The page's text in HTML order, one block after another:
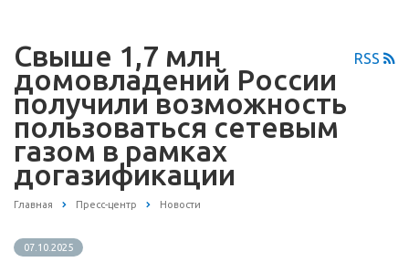
RSS
Свыше 1,7 млн
домовладений России
получили возможность
пользоваться сетевым
газом в рамках
догазификации
Главная Пресс-центр Новости
07.10.2025